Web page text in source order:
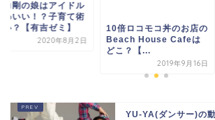
力剛の娘はアイドル
わいい！？子育て術
い？【有吉ゼミ】
2020年8月2日
10倍ロコモコ丼のお店の
Beach House Cafeは
どこ？【...
2019年9月16日
YU-YA(ダンサー)の